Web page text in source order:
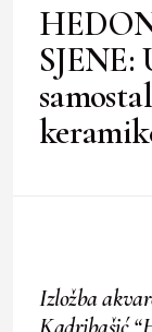
SJENE:
Izložba